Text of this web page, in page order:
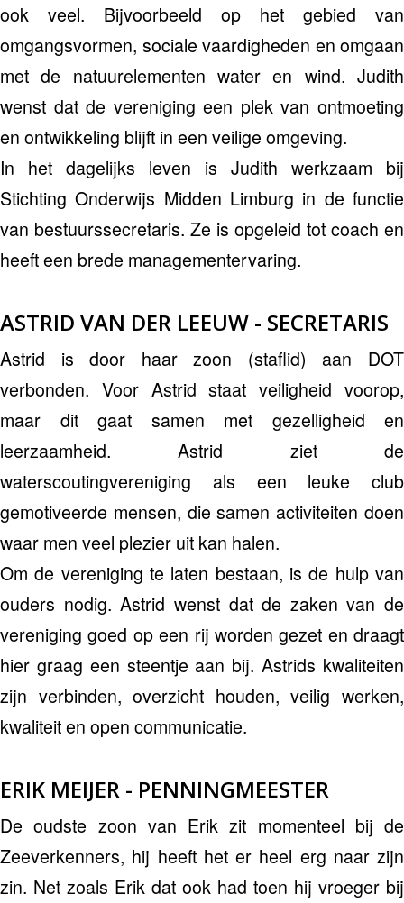
ook veel. Bijvoorbeeld op het gebied van
omgangsvormen, sociale vaardigheden en omgaan
met de natuurelementen water en wind. Judith
wenst dat de vereniging een plek van ontmoeting
en ontwikkeling blijft in een veilige omgeving.
In het dagelijks leven is Judith werkzaam bij
Stichting Onderwijs Midden Limburg in de functie
van bestuurssecretaris. Ze is opgeleid tot coach en
heeft een brede managementervaring.
ASTRID VAN DER LEEUW - SECRETARIS
Astrid is door haar zoon (staflid) aan DOT
verbonden. Voor Astrid staat veiligheid voorop,
maar dit gaat samen met gezelligheid en
leerzaamheid. Astrid ziet de
waterscoutingvereniging als een leuke club
gemotiveerde mensen, die samen activiteiten doen
waar men veel plezier uit kan halen.
Om de vereniging te laten bestaan, is de hulp van
ouders nodig. Astrid wenst dat de zaken van de
vereniging goed op een rij worden gezet en draagt
hier graag een steentje aan bij. Astrids kwaliteiten
zijn verbinden, overzicht houden, veilig werken,
kwaliteit en open communicatie.
ERIK MEIJER - PENNINGMEESTER
De oudste zoon van Erik zit momenteel bij de
Zeeverkenners, hij heeft het er heel erg naar zijn
zin. Net zoals Erik dat ook had toen hij vroeger bij